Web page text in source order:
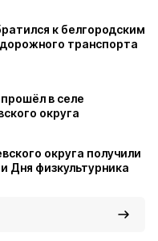
к белгородским
транспорта
в селе
округа
округа получили
Дня физкультурника